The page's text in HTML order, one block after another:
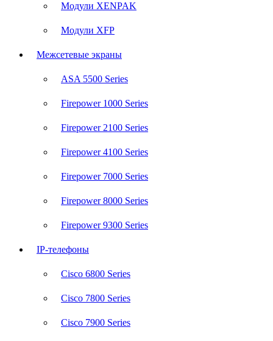
Модули XENPAK
Модули XFP
Межсетевые экраны
ASA 5500 Series
Firepower 1000 Series
Firepower 2100 Series
Firepower 4100 Series
Firepower 7000 Series
Firepower 8000 Series
Firepower 9300 Series
IP-телефоны
Cisco 6800 Series
Cisco 7800 Series
Cisco 7900 Series